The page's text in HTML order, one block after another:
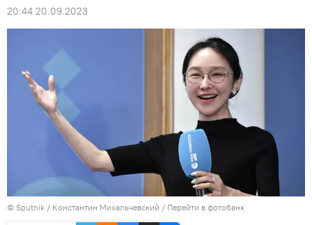
20:44 20.09.2023
© Sputnik / Константин Михальчевский / Перейти в фотобанк